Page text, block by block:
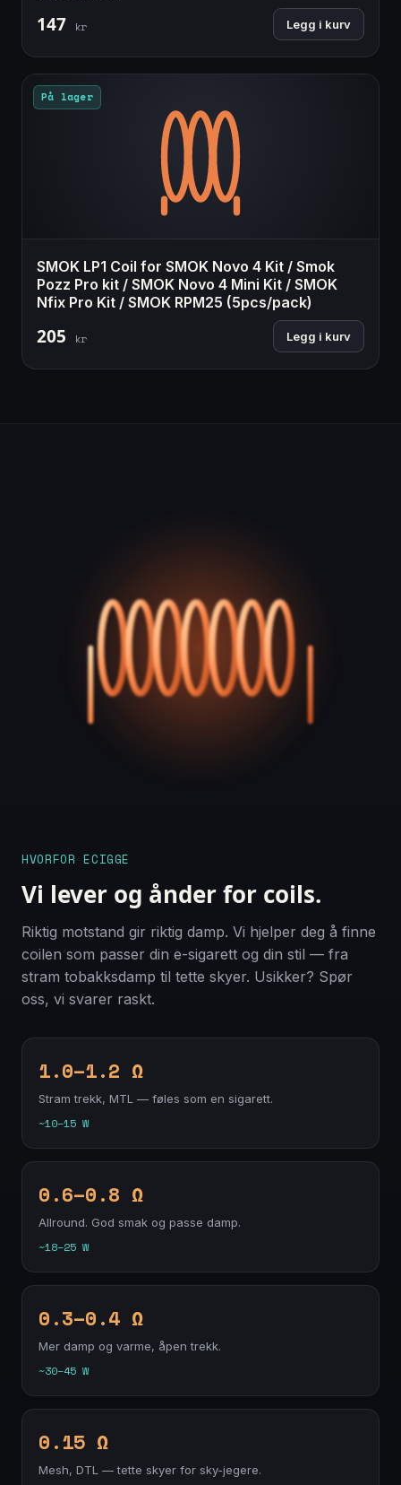
147 kr Legg i kurv
På lager
SMOK LP1 Coil for SMOK Novo 4 Kit / Smok
Pozz Pro kit / SMOK Novo 4 Mini Kit / SMOK
Nfix Pro Kit / SMOK RPM25 (5pcs/pack)
205 kr Legg i kurv
HVORFOR ECIGGE
Vi lever og ånder for coils.
Riktig motstand gir riktig damp. Vi hjelper deg å finne
coilen som passer din e-sigarett og din stil — fra
stram tobakksdamp til tette skyer. Usikker? Spør
oss, vi svarer raskt.
1.0–1.2 Ω
Stram trekk, MTL — føles som en sigarett.
~10–15 W
0.6–0.8 Ω
Allround. God smak og passe damp.
~18–25 W
0.3–0.4 Ω
Mer damp og varme, åpen trekk.
~30–45 W
0.15 Ω
Mesh, DTL — tette skyer for sky-jegere.